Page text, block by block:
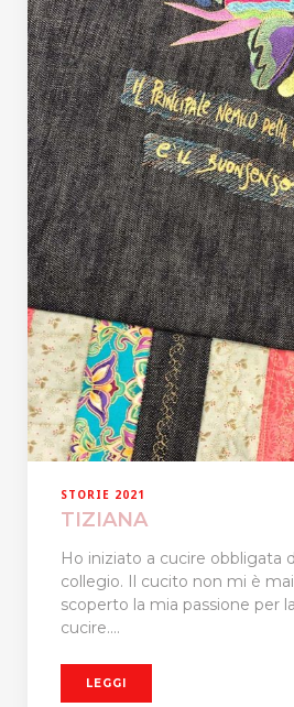
STORIE 2021
TIZIANA
Ho iniziato a cucire obbligata
collegio. Il cucito non mi è
scoperto la mia passione per
cucire....
LEGGI